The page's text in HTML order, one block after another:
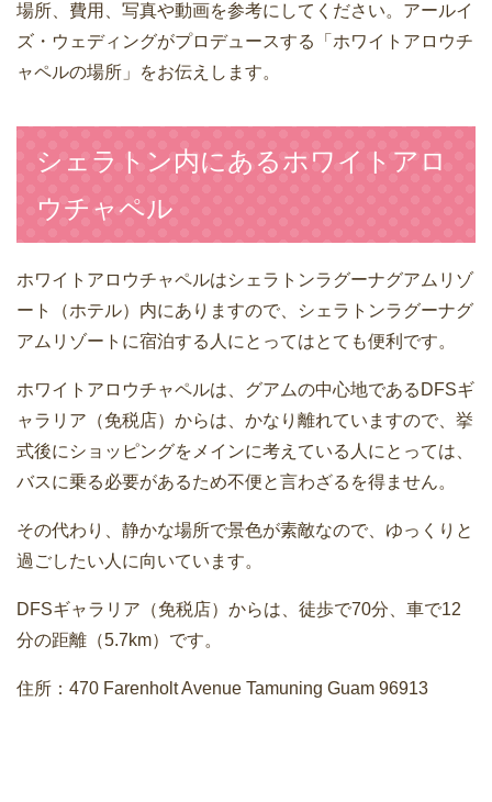
場所、費用、写真や動画を参考にしてください。アールイ
ズ・ウェディングがプロデュースする「ホワイトアロウチ
ャペルの場所」をお伝えします。
シェラトン内にあるホワイトアロ
ウチャペル
ホワイトアロウチャペルはシェラトンラグーナグアムリゾ
ート（ホテル）内にありますので、シェラトンラグーナグ
アムリゾートに宿泊する人にとってはとても便利です。
ホワイトアロウチャペルは、グアムの中心地であるDFSギ
ャラリア（免税店）からは、かなり離れていますので、挙
式後にショッピングをメインに考えている人にとっては、
バスに乗る必要があるため不便と言わざるを得ません。
その代わり、静かな場所で景色が素敵なので、ゆっくりと
過ごしたい人に向いています。
DFSギャラリア（免税店）からは、徒歩で70分、車で12
分の距離（5.7km）です。
住所：470 Farenholt Avenue Tamuning Guam 96913